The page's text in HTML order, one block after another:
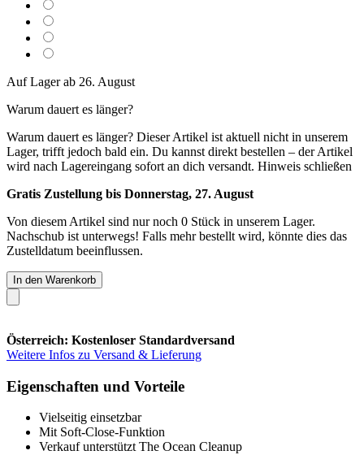
Auf Lager ab 26. August
Warum dauert es länger?
Warum dauert es länger? Dieser Artikel ist aktuell nicht in unserem
Lager, trifft jedoch bald ein. Du kannst direkt bestellen – der Artikel
wird nach Lagereingang sofort an dich versandt. Hinweis schließen
Gratis Zustellung bis Donnerstag, 27. August
Von diesem Artikel sind nur noch 0 Stück in unserem Lager.
Nachschub ist unterwegs! Falls mehr bestellt wird, könnte dies das
Zustelldatum beeinflussen.
In den Warenkorb
Österreich: Kostenloser Standardversand
Weitere Infos zu Versand & Lieferung
Eigenschaften und Vorteile
Vielseitig einsetzbar
Mit Soft-Close-Funktion
Verkauf unterstützt The Ocean Cleanup